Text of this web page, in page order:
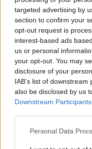
targeted advertising by
section to confirm your
opt-out request is
interest-based ads
us or personal
your opt-out. You may
disclosure of your
IAB’s list of
also be disclosed by us
Downstream Participants
Personal Data
išvalyti, sudėti.
išprakaituodavau.
ne vienas
praleidome
ištraukė režimas.
Manau, depresija